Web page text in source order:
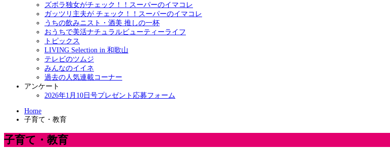
ズボラ独女がチェック！！スーパーのイマコレ
ガッツリ主夫が チェック！！スーパーのイマコレ
うちの飲みニスト・酒美 推しの一杯
おうちで美活ナチュラルビューティーライフ
トピックス
LIVING Selection in 和歌山
テレビのツムジ
みんなのイイネ
過去の人気連載コーナー
アンケート
2026年1月10日号プレゼント応募フォーム
Home
子育て・教育
子育て・教育